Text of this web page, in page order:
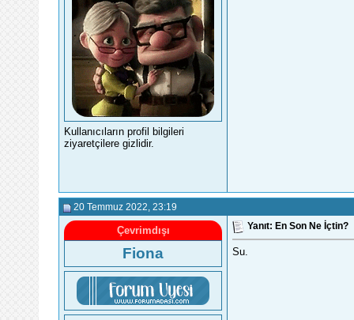
Kullanıcıların profil bilgileri
ziyaretçilere gizlidir.
20 Temmuz 2022 , 23:19
Çevrimdışı
Fiona
Yanıt: En Son Ne İçtin?
Su.